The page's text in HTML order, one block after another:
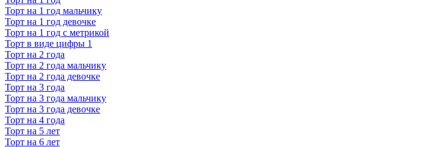
Торт на 1 год мальчику
Торт на 1 год девочке
Торт на 1 год с метрикой
Торт в виде цифры 1
Торт на 2 года
Торт на 2 года мальчику
Торт на 2 года девочке
Торт на 3 года
Торт на 3 года мальчику
Торт на 3 года девочке
Торт на 4 года
Торт на 5 лет
Торт на 6 лет